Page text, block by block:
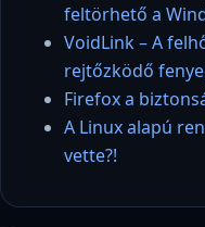
feltörhető a
VoidLink – A
rejtőzködő
Firefox a
A Linux alapú
vette?!